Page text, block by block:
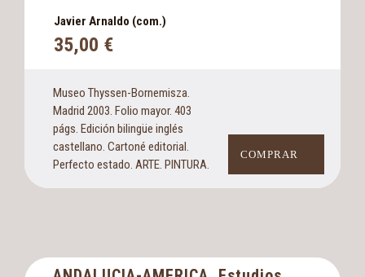
Javier Arnaldo (com.)
35,00 €
Museo Thyssen-Bornemisza.
Madrid 2003. Folio mayor. 403
págs. Edición bilingüe inglés
castellano. Cartoné editorial.
Perfecto estado. ARTE. PINTURA.
COMPRAR